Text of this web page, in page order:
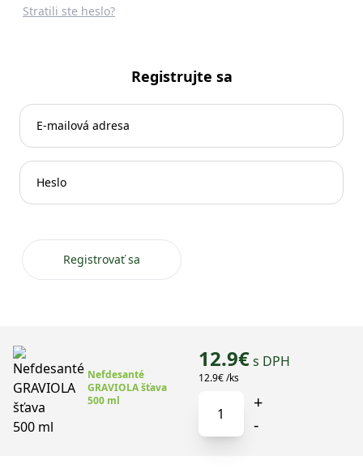
Stratili ste heslo?
Registrujte sa
Registrovať sa
Nefdesanté
GRAVIOLA šťava
500 ml
12.9€s DPH
12.9€ /ks
množstvo
Nefdesanté
GRAVIOLA
+
-